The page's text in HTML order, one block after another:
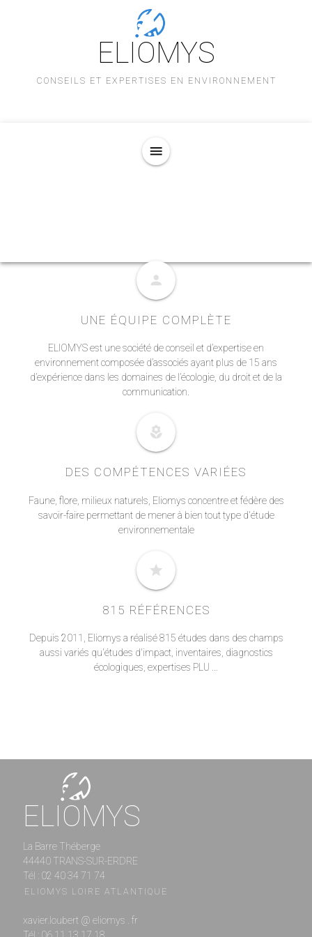
ELIOMYS
CONSEILS ET EXPERTISES EN ENVIRONNEMENT
menu
person
UNE ÉQUIPE COMPLÈTE
ELIOMYS est une société de conseil et d’expertise en
environnement composée d’associés ayant plus de 15 ans
d’expérience dans les domaines de l’écologie, du droit et de la
communication.
local_florist
DES COMPÉTENCES VARIÉES
Faune, flore, milieux naturels, Eliomys concentre et fédère des
savoir-faire permettant de mener à bien tout type d'étude
environnementale
star
815 RÉFÉRENCES
Depuis 2011, Eliomys a réalisé 815 études dans des champs
aussi variés qu'études d'impact, inventaires, diagnostics
écologiques, expertises PLU ...
ELIOMYS
La Barre Théberge
44440 TRANS-SUR-ERDRE
Tél : 02 40 34 71 74
ELIOMYS LOIRE ATLANTIQUE
xavier.loubert @ eliomys . fr